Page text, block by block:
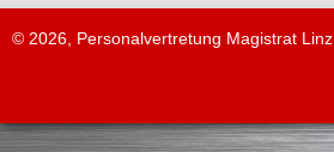
© 2026, Personalvertretung Magistrat Linz